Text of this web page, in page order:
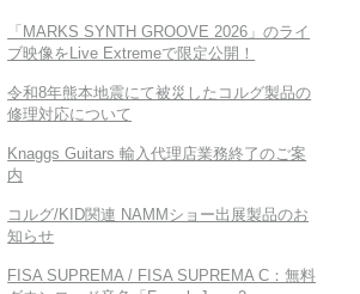
「MARKS SYNTH GROOVE 2026」のライ
ブ映像をLive Extremeで限定公開！
令和8年熊本地震にて被災したコルグ製品の
修理対応について
Knaggs Guitars 輸入代理店業務終了のご案
内
コルグ/KID関連 NAMMショー出展製品のお
知らせ
FISA SUPREMA / FISA SUPREMA C：無料